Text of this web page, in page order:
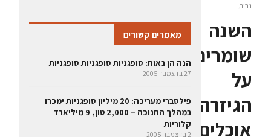
נרות
השנה
שומרים
על
הגיזרה:
אוכלים
מאמרים קשורים
הנה הן באות: סופגניות סופגניות סופגניות
27 בדצמבר 2005
פילסברי מעריכה: 20 מיליון סופגניות ימכרו
במהלך החנוכה – 2,000 טון, 9 מיליארד
קלוריות
2 בדצמבר 2005